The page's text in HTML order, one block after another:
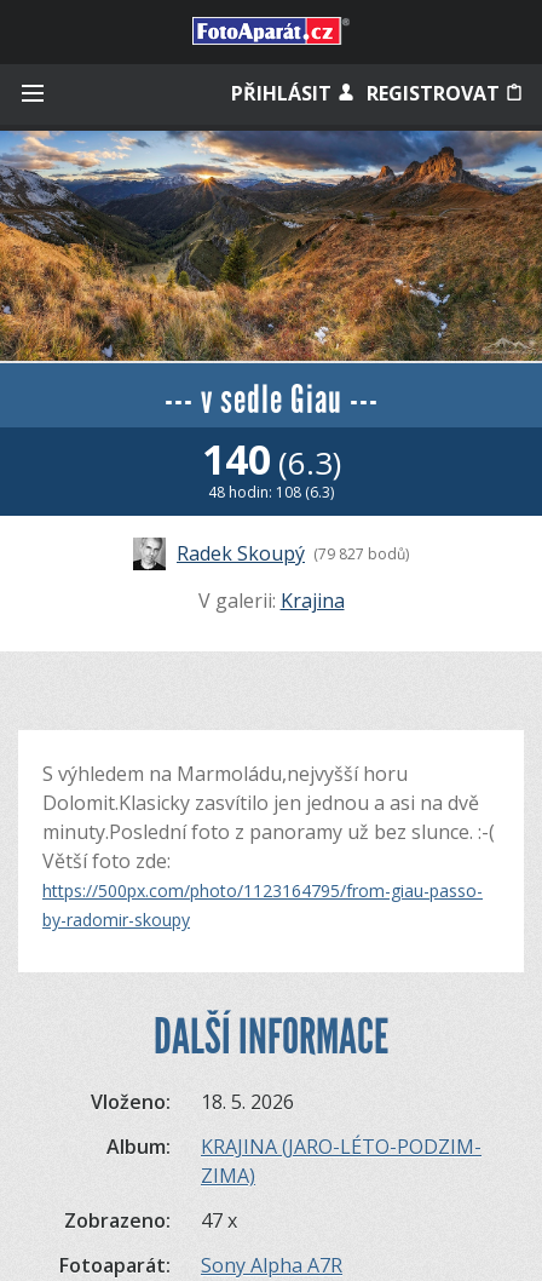
PŘIHLÁSIT REGISTROVAT
Zapamatovat
Zapomněli jste heslo?
Měli jste účet na starém webu?
--- v sedle Giau ---
140 (6.3)
48 hodin: 108 (6.3)
Radek Skoupý (79 827 bodů)
V galerii: Krajina
S výhledem na Marmoládu,nejvyšší horu
Dolomit.Klasicky zasvítilo jen jednou a asi na dvě
minuty.Poslední foto z panoramy už bez slunce. :-(
Větší foto zde:
https://500px.com/photo/1123164795/from-giau-passo-
by-radomir-skoupy
DALŠÍ INFORMACE
Vloženo:
18. 5. 2026
Album:
KRAJINA (JARO-LÉTO-PODZIM-
ZIMA)
Zobrazeno:
47 x
Fotoaparát:
Sony Alpha A7R